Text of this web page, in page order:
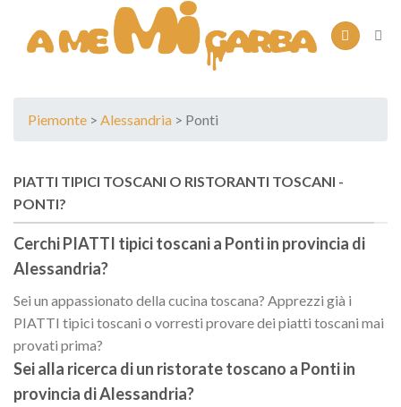
content
Piemonte > Alessandria > Ponti
PIATTI TIPICI TOSCANI O RISTORANTI TOSCANI -
PONTI?
Cerchi PIATTI tipici toscani a Pontiin provincia di
Alessandria?
Sei un appassionato della cucina toscana? Apprezzi già i
PIATTI tipici toscani o vorresti provare dei piatti toscani mai
provati prima?
Sei alla ricerca di un ristorate toscano a Pontiin
provincia diAlessandria?